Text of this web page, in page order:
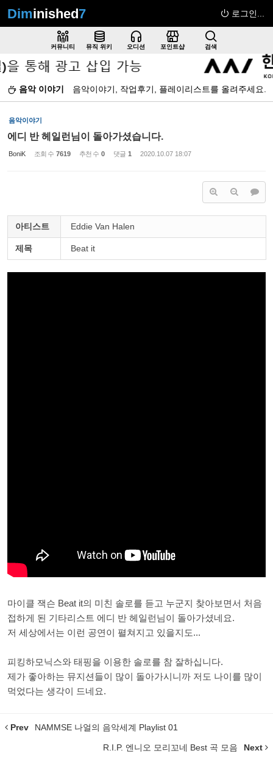
Diminished7 로그인...
커뮤니티 뮤직 위키 오디션 포인트샵 검색
음악 이야기 음악이야기, 작업후기, 플레이리스트를 올려주세요.
음악이야기
에디 반 헤일런님이 돌아가셨습니다.
BoniK 조회 수 7619 추천 수 0 댓글 1 2020.10.07 18:07
아티스트 Eddie Van Halen
제목 Beat it
마이클 잭슨 Beat it의 미친 솔로를 듣고 누군지 찾아보면서 처음
접하게 된 기타리스트 에디 반 헤일런님이 돌아가셨네요.
저 세상에서는 이런 공연이 펼쳐지고 있을지도...
피킹하모닉스와 태핑을 이용한 솔로를 참 잘하십니다.
제가 좋아하는 뮤지션들이 많이 돌아가시니까 저도 나이를 많이
먹었다는 생각이 드네요.
Prev NAMMSE 나얼의 음악세계 Playlist 01
R.I.P. 엔니오 모리꼬네 Best 곡 모음 Next
Sketchbook5, 스케치북5
Sketchbook5, 스케치북5